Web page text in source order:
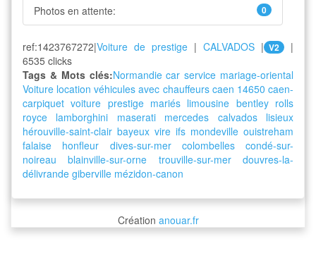
Photos en attente: 0
ref:1423767272|Voiture de prestige | CALVADOS | V2
|
6535 clicks
Tags & Mots clés:Normandie car service mariage-oriental
Voiture location véhicules avec chauffeurs caen 14650 caen-
carpiquet voiture prestige mariés limousine bentley rolls
royce
lamborghini maserati mercedes calvados
lisieux
hérouville-saint-clair bayeux vire ifs mondeville ouistreham
falaise
honfleur dives-sur-mer colombelles
condé-sur-
noireau
blainville-sur-orne trouville-sur-mer
douvres-la-
délivrande giberville mézidon-canon
Création anouar.fr